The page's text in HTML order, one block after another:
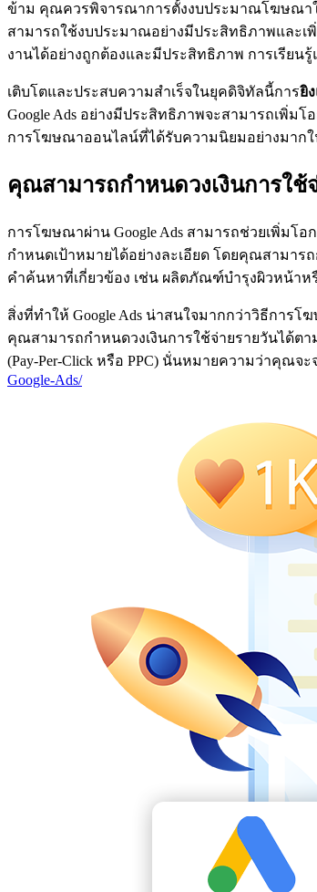
ข้าม คุณควรพิจารณาการตั้งงบประมาณโฆษณาใ
สามารถใช้งบประมาณอย่างมีประสิทธิภาพและเ
งานได้อย่างถูกต้องและมีประสิทธิภาพ การเรีย
เติบโตและประสบความสำเร็จในยุคดิจิทัลนี้การยิ
Google Ads อย่างมีประสิทธิภาพจะสามารถเพิ่ม
การโฆษณาออนไลน์ที่ได้รับความนิยมอย่างมาก
คุณสามารถกำหนดวงเงินการใ
การโฆษณาผ่าน Google Ads สามารถช่วยเพิ่มโ
กำหนดเป้าหมายได้อย่างละเอียด โดยคุณสามา
คำค้นหาที่เกี่ยวข้อง เช่น ผลิตภัณฑ์บำรุงผิวหน้า
สิ่งที่ทำให้ Google Ads น่าสนใจมากกว่าวิธีกา
คุณสามารถกำหนดวงเงินการใช้จ่ายรายวันได้
(Pay-Per-Click หรือ PPC) นั่นหมายความว่าคุณ
Google-Ads/